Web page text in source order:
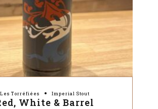
Les Torréfiées Imperial Stout
White & Barrel